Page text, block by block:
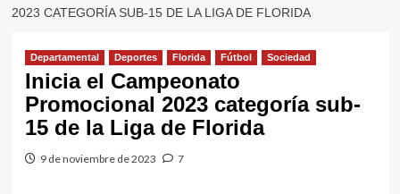
2023 CATEGORÍA SUB-15 DE LA LIGA DE FLORIDA
Departamental Deportes Florida Fútbol Sociedad
Inicia el Campeonato
Promocional 2023 categoría sub-
15 de la Liga de Florida
9 de noviembre de 2023 7